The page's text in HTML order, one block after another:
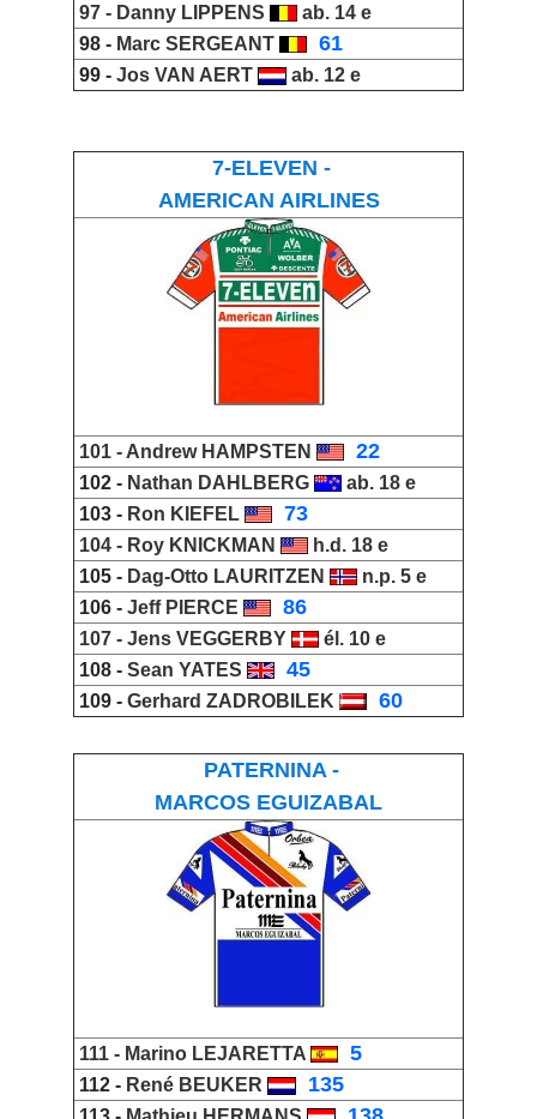
97 - Danny LIPPENS
ab. 14 e
98 - Marc SERGEANT 61
99 - Jos VAN AERT ab. 12 e
7-ELEVEN -
AMERICAN AIRLINES
101 - Andrew HAMPSTEN 22
102 - Nathan DAHLBERG
ab. 18 e
103 - Ron KIEFEL 73
104 - Roy KNICKMAN
h.d. 18 e
105 - Dag-Otto LAURITZEN
n.p. 5 e
106 - Jeff PIERCE 86
107 - Jens VEGGERBY
él. 10 e
108 - Sean YATES 45
109 - Gerhard ZADROBILEK 60
PATERNINA -
MARCOS EGUIZABAL
111 - Marino LEJARETTA 5
112 - René BEUKER 135